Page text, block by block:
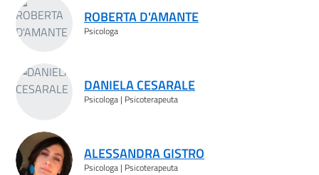
ROBERTA D'AMANTE
Psicologa
DANIELA CESARALE
Psicologa | Psicoterapeuta
ALESSANDRA GISTRO
Psicologa | Psicoterapeuta